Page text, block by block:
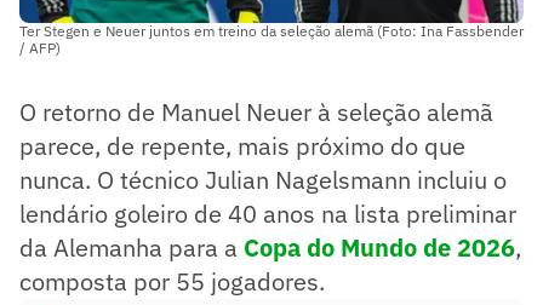
Ter Stegen e Neuer juntos em treino da seleção alemã (Foto: Ina Fassbender
/ AFP)
O retorno de Manuel Neuer à seleção alemã
parece, de repente, mais próximo do que
nunca. O técnico Julian Nagelsmann incluiu o
lendário goleiro de 40 anos na lista preliminar
da Alemanha para a Copa do Mundo de 2026,
composta por 55 jogadores.